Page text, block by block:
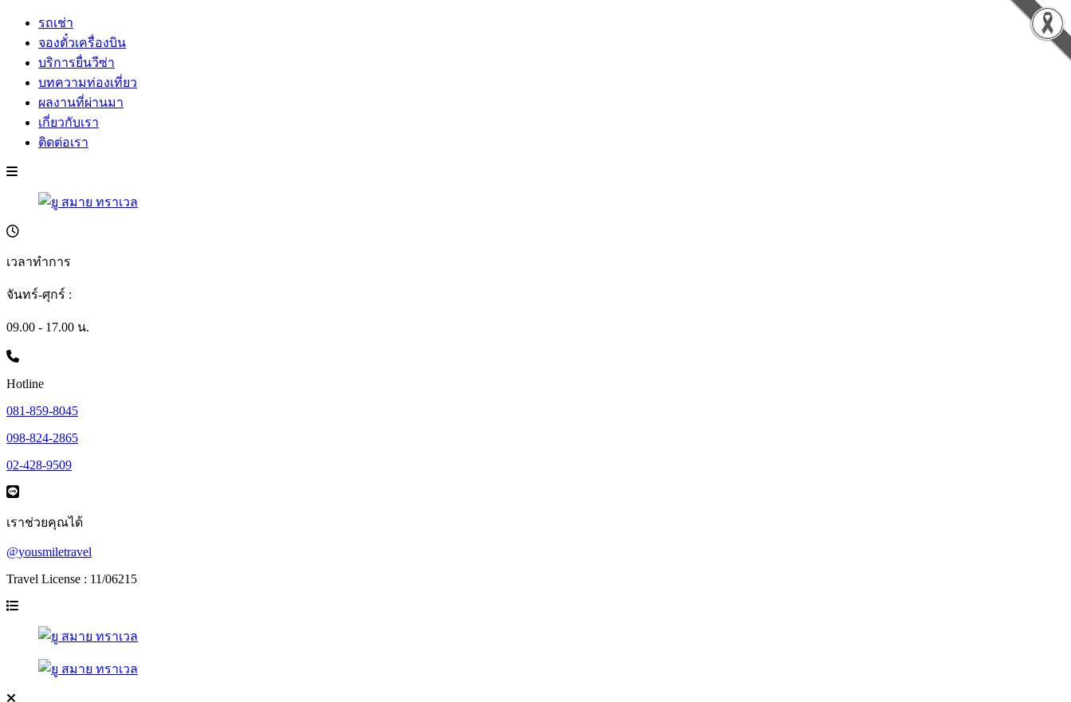
รถเช่า
จองตั๋วเครื่องบิน
บริการยื่นวีซ่า
บทความท่องเที่ยว
ผลงานที่ผ่านมา
เกี่ยวกับเรา
ติดต่อเรา
เวลาทำการ
จันทร์-ศุกร์ :
09.00 - 17.00 น.
Hotline
081-859-8045
098-824-2865
02-428-9509
เราช่วยคุณได้
@yousmiletravel
Travel License : 11/06215